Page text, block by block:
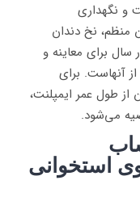
و نگهداری
منظم، نخ دندان
برای معاینه و
آنهاست. برای
از طول عمر ایمپلنت،
می‌شود.
استخوانی